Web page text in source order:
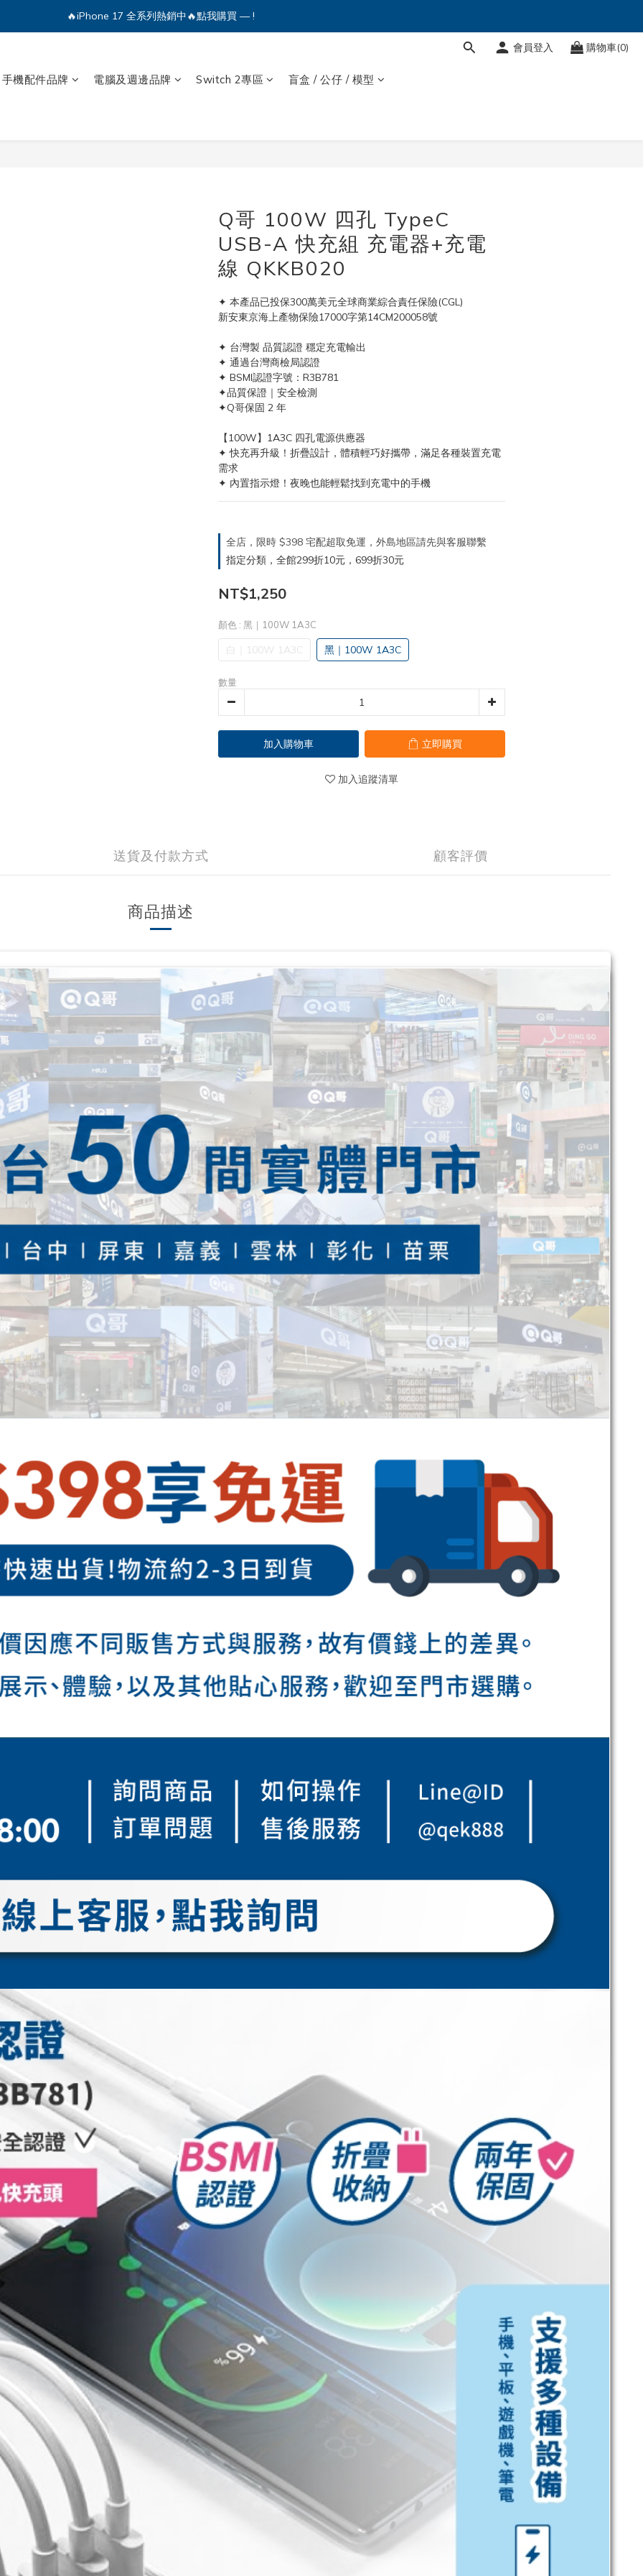
🔥iPhone 17 全系列熱銷中🔥點我購買 — !
💕加入Q哥 Line 新好友領優惠券！🎫
會員登入 購物車(0)
手機配件品牌 電腦及週邊品牌 Switch 2專區 盲盒 / 公仔 / 模型
Q哥 100W 四孔 TypeC
USB-A 快充組 充電器+充電
線 QKKB020
✦ 本產品已投保300萬美元全球商業綜合責任保險(CGL)
新安東京海上產物保險17000字第14CM200058號
✦ 台灣製 品質認證 穩定充電輸出
✦ 通過台灣商檢局認證
✦ BSMI認證字號：R3B781
✦品質保證｜安全檢測
✦Q哥保固 2 年
【100W】1A3C 四孔電源供應器
✦ 快充再升級！折疊設計，體積輕巧好攜帶，滿足各種裝置充電
需求
✦ 內置指示燈！夜晚也能輕鬆找到充電中的手機
全店，限時 $398 宅配超取免運，外島地區請先與客服聯繫
指定分類，全館299折10元，699折30元
NT$1,250
顏色 : 黑｜100W 1A3C
白｜100W 1A3C 黑｜100W 1A3C
數量
加入購物車 立即購買
加入追蹤清單
送貨及付款方式 顧客評價
商品描述